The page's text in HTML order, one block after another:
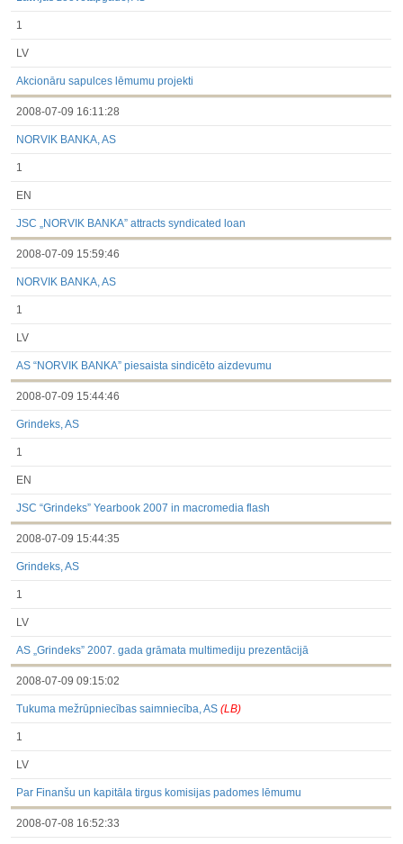
1
LV
Akcionāru sapulces lēmumu projekti
2008-07-09 16:11:28
NORVIK BANKA, AS
1
EN
JSC „NORVIK BANKA” attracts syndicated loan
2008-07-09 15:59:46
NORVIK BANKA, AS
1
LV
AS “NORVIK BANKA” piesaista sindicēto aizdevumu
2008-07-09 15:44:46
Grindeks, AS
1
EN
JSC “Grindeks” Yearbook 2007 in macromedia flash
2008-07-09 15:44:35
Grindeks, AS
1
LV
AS „Grindeks” 2007. gada grāmata multimediju prezentācijā
2008-07-09 09:15:02
Tukuma mežrūpniecības saimniecība, AS(LB)
1
LV
Par Finanšu un kapitāla tirgus komisijas padomes lēmumu
2008-07-08 16:52:33